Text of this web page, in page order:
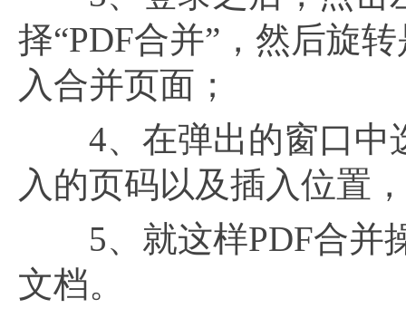
择“PDF合并”，然后旋
入合并页面；
4、在弹出的窗口中
入的页码以及插入位置
5、就这样PDF合并操
文档。